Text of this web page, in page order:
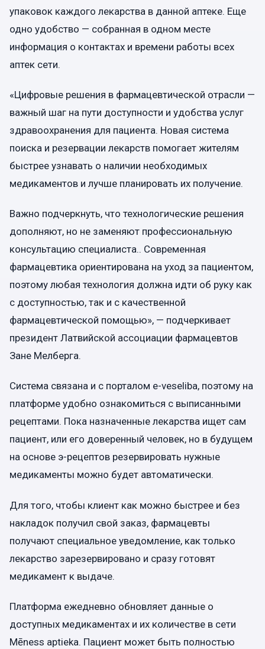
упаковок каждого лекарства в данной аптеке. Еще
одно удобство — собранная в одном месте
информация о контактах и времени работы всех
аптек сети.
«Цифровые решения в фармацевтической отрасли —
важный шаг на пути доступности и удобства услуг
здравоохранения для пациента. Новая система
поиска и резервации лекарств помогает жителям
быстрее узнавать о наличии необходимых
медикаментов и лучше планировать их получение.
Важно подчеркнуть, что технологические решения
дополняют, но не заменяют профессиональную
консультацию специалиста.. Современная
фармацевтика ориентирована на уход за пациентом,
поэтому любая технология должна идти об руку как
с доступностью, так и с качественной
фармацевтической помощью», — подчеркивает
президент Латвийской ассоциации фармацевтов
Зане Мелберга.
Система связана и с порталом e-veseliba, поэтому на
платформе удобно ознакомиться с выписанными
рецептами. Пока назначенные лекарства ищет сам
пациент, или его доверенный человек, но в будущем
на основе э-рецептов резервировать нужные
медикаменты можно будет автоматически.
Для того, чтобы клиент как можно быстрее и без
накладок получил свой заказ, фармацевты
получают специальное уведомление, как только
лекарство зарезервировано и сразу готовят
медикамент к выдаче.
Платформа ежедневно обновляет данные о
доступных медикаментах и их количестве в сети
Mēness aptieka. Пациент может быть полностью